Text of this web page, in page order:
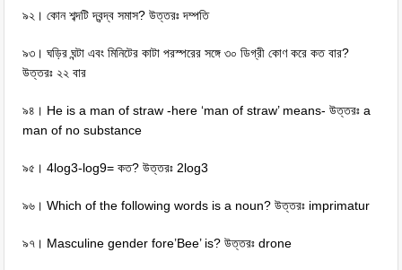
৯২। কোন শব্দটি দ্বন্দ্ব সমাস? উত্তরঃ দম্পতি
৯৩। ঘড়ির ঘন্টা এবং মিনিটের কাটা পরস্পরের সঙ্গে ৩০ ডিগ্রী কোণ করে কত বার?
উত্তরঃ ২২ বার
৯৪। He is a man of straw -here ‘man of straw’ means- উত্তরঃ a
man of no substance
৯৫। 4log3-log9= কত? উত্তরঃ 2log3
৯৬। Which of the following words is a noun? উত্তরঃ imprimatur
৯৭। Masculine gender fore’Bee’ is? উত্তরঃ drone